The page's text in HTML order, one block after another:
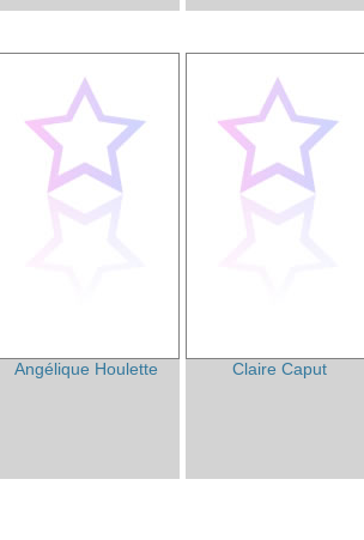
Angélique Houlette Claire Caput